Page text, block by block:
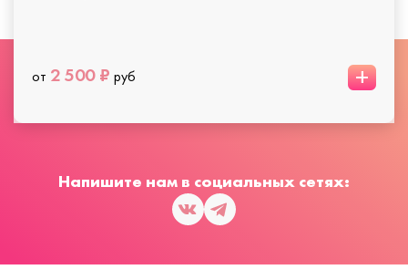
от 2 500 ₽ руб +
Напишите нам в социальных сетях: